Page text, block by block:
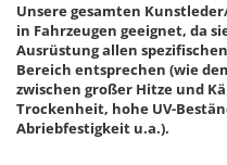
Unsere gesamten
in Fahrzeugen geeignet, da
Ausrüstung allen
Bereich entsprechen (wie
zwischen großer Hitze und
Trockenheit, hohe UV-
Abriebfestigkeit u.a.).